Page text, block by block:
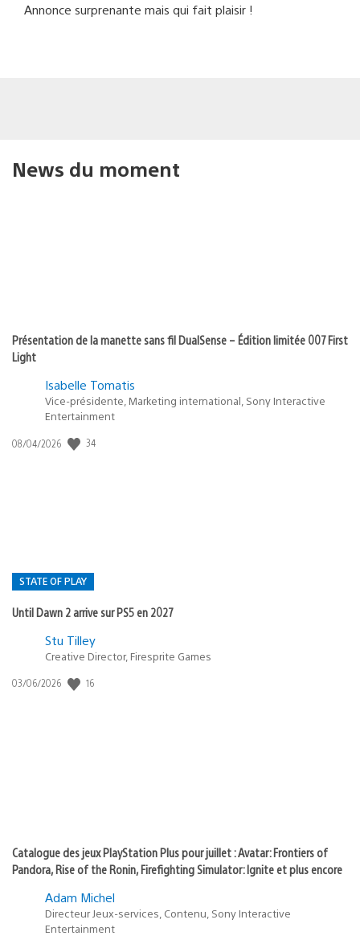
Annonce surprenante mais qui fait plaisir !
News du moment
Présentation de la manette sans fil DualSense – Édition limitée 007 First
Light
Isabelle Tomatis
Vice-présidente, Marketing international, Sony Interactive
Entertainment
Date
08/04/2026 34
STATE OF PLAY
Until Dawn 2 arrive sur PS5 en 2027
Postée
:
Stu Tilley
Creative Director, Firesprite Games
Date
03/06/2026 16
Catalogue des jeux PlayStation Plus pour juillet : Avatar: Frontiers of
Pandora, Rise of the Ronin, Firefighting Simulator: Ignite et plus encore
Adam Michel
Directeur Jeux-services, Contenu, Sony Interactive
Entertainment